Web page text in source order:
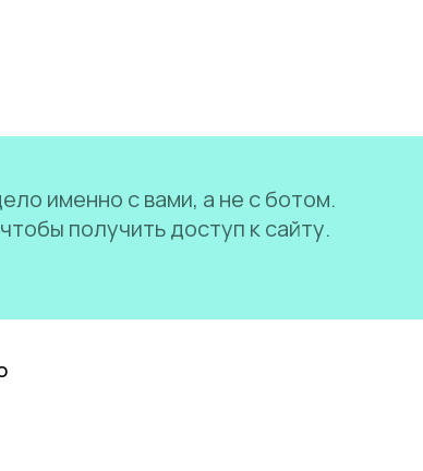
именно с вами, а не с ботом.
получить доступ к сайту.